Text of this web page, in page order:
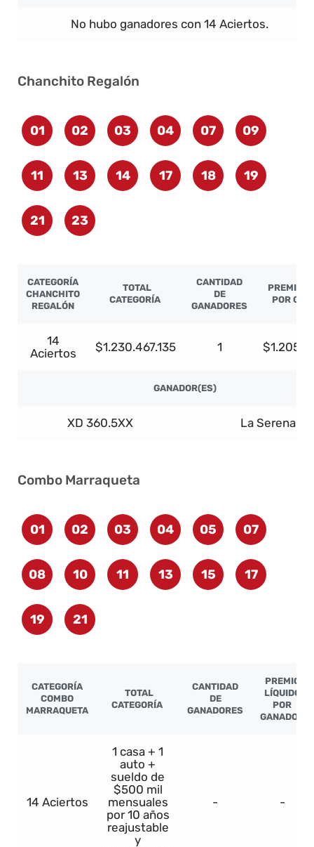
No hubo ganadores con 14 Aciertos.
Chanchito Regalón
01 02 03 04 07 09
11 13 14 17 18 19
21 23
CATEGORÍA
CHANCHITO
REGALÓN
TOTAL
CATEGORÍA
CANTIDAD
DE
GANADORES
PREMIO
POR
14
Aciertos
$1.230.467.135 1
GANADOR(ES)
XD 360.5XX La Serena
Combo Marraqueta
01 02 03 04 05 07
08 10 11 13 15 17
19 21
CATEGORÍA
COMBO
MARRAQUETA
TOTAL
CATEGORÍA
CANTIDAD
DE
GANADORES
PREMIO
LÍQUIDO
POR
GANADOR
14 Aciertos
1 casa + 1
auto +
sueldo de
$500 mil
mensuales
por 10 años
reajustable
y
- -